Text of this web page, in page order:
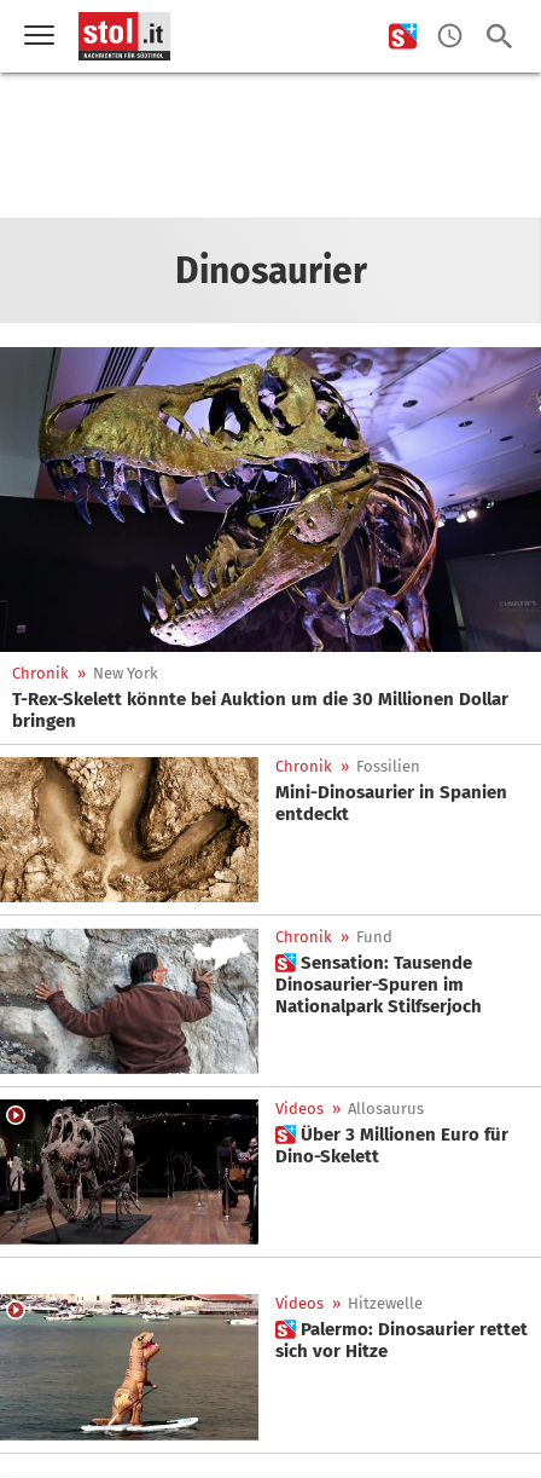
Dinosaurier
Chronik » New York
T-Rex-Skelett könnte bei Auktion um die 30 Millionen Dollar
bringen
Chronik » Fossilien
Mini-Dinosaurier in Spanien
entdeckt
Chronik » Fund
 Sensation: Tausende
Dinosaurier-Spuren im
Nationalpark Stilfserjoch
Videos » Allosaurus
 Über 3 Millionen Euro für
Dino-Skelett
Videos » Hitzewelle
 Palermo: Dinosaurier rettet
sich vor Hitze